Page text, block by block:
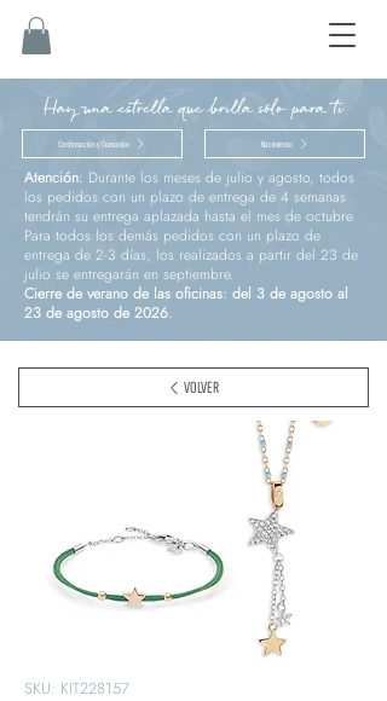
Hay una estrella que brilla sólo para ti
Confirmación y Comunión Nacimiento
Atención: Durante los meses de julio y agosto, todos
los pedidos con un plazo de entrega de 4 semanas
tendrán su entrega aplazada hasta el mes de octubre.
Para todos los demás pedidos con un plazo de
entrega de 2-3 días, los realizados a partir del 23 de
julio se entregarán en septiembre.
Cierre de verano de las oficinas: del 3 de agosto al
23 de agosto de 2026.
SKU: KIT228157
VOLVER